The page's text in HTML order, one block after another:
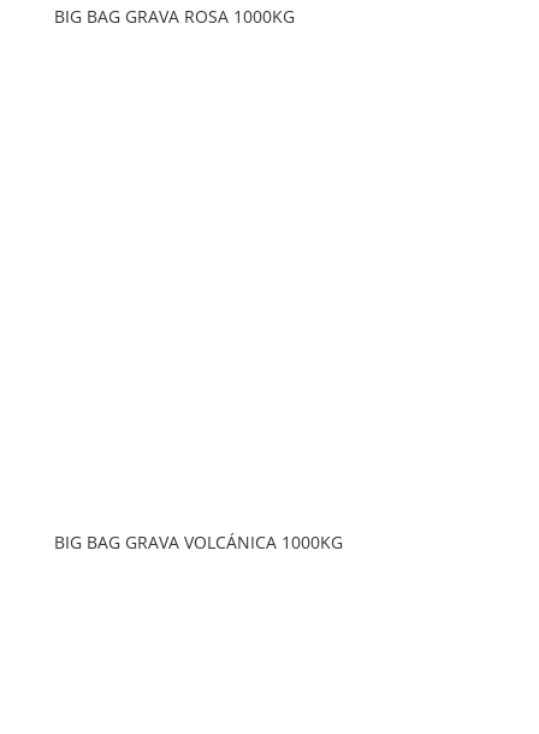
BIG BAG GRAVA ROSA 1000KG
BIG BAG GRAVA VOLCÁNICA 1000KG